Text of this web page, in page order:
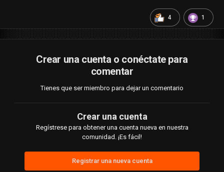
4 1
Crear una cuenta o conéctate para
comentar
Tienes que ser miembro para dejar un comentario
Crear una cuenta
Regístrese para obtener una cuenta nueva en nuestra
comunidad. ¡Es fácil!
Registrar una nueva cuenta